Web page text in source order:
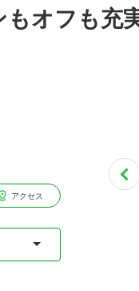
もオフも充
アクセス